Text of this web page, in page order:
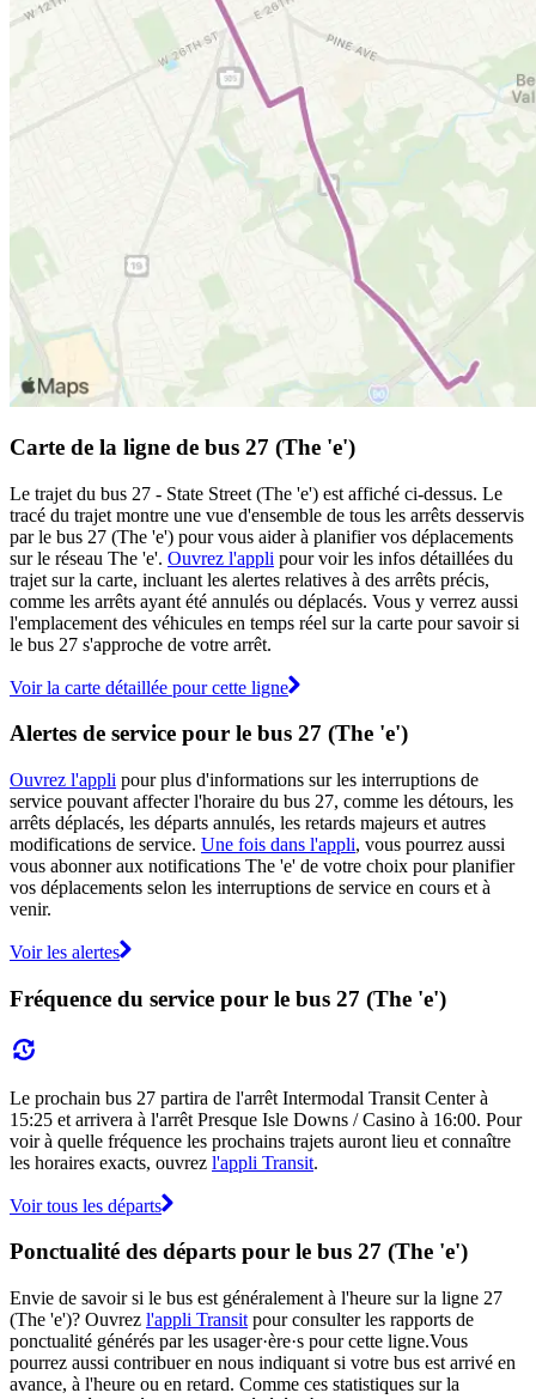
Carte de la ligne de bus 27 (The 'e')
Le trajet du bus 27 - State Street (The 'e') est affiché ci-dessus. Le
tracé du trajet montre une vue d'ensemble de tous les arrêts desservis
par le bus 27 (The 'e') pour vous aider à planifier vos déplacements
sur le réseau The 'e'. Ouvrez l'appli pour voir les infos détaillées du
trajet sur la carte, incluant les alertes relatives à des arrêts précis,
comme les arrêts ayant été annulés ou déplacés. Vous y verrez aussi
l'emplacement des véhicules en temps réel sur la carte pour savoir si
le bus 27 s'approche de votre arrêt.
Voir la carte détaillée pour cette ligne
Alertes de service pour le bus 27 (The 'e')
Ouvrez l'appli pour plus d'informations sur les interruptions de
service pouvant affecter l'horaire du bus 27, comme les détours, les
arrêts déplacés, les départs annulés, les retards majeurs et autres
modifications de service. Une fois dans l'appli, vous pourrez aussi
vous abonner aux notifications The 'e' de votre choix pour planifier
vos déplacements selon les interruptions de service en cours et à
venir.
Voir les alertes
Fréquence du service pour le bus 27 (The 'e')
Le prochain bus 27 partira de l'arrêt Intermodal Transit Center à
15:25 et arrivera à l'arrêt Presque Isle Downs / Casino à 16:00. Pour
voir à quelle fréquence les prochains trajets auront lieu et connaître
les horaires exacts, ouvrez l'appli Transit.
Voir tous les départs
Ponctualité des départs pour le bus 27 (The 'e')
Envie de savoir si le bus est généralement à l'heure sur la ligne 27
(The 'e')? Ouvrez l'appli Transit pour consulter les rapports de
ponctualité générés par les usager·ère·s pour cette ligne.Vous
pourrez aussi contribuer en nous indiquant si votre bus est arrivé en
avance, à l'heure ou en retard. Comme ces statistiques sur la